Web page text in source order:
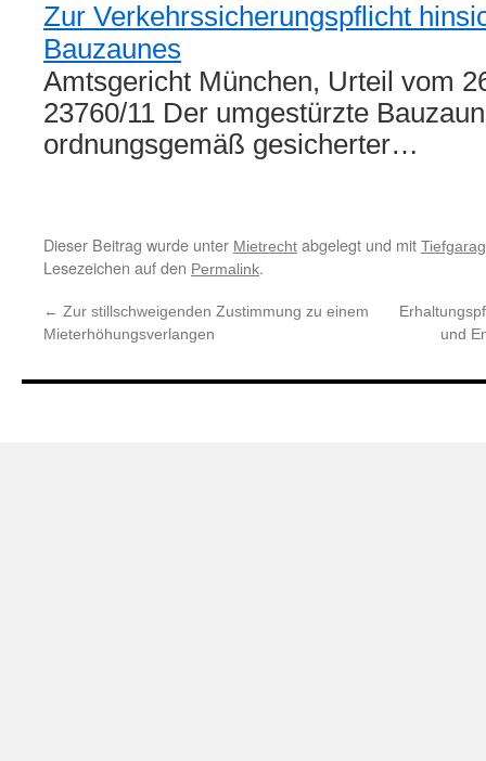
Zur Verkehrssicherungspflicht
Bauzaunes
Amtsgericht München, Urteil vom
23760/11 Der umgestürzte
ordnungsgemäß gesicherter…
Dieser Beitrag wurde unter Mietrecht abgelegt und mit
Lesezeichen auf den Permalink.
← Zur stillschweigenden Zustimmung zu einem
Mieterhöhungsverlangen
und